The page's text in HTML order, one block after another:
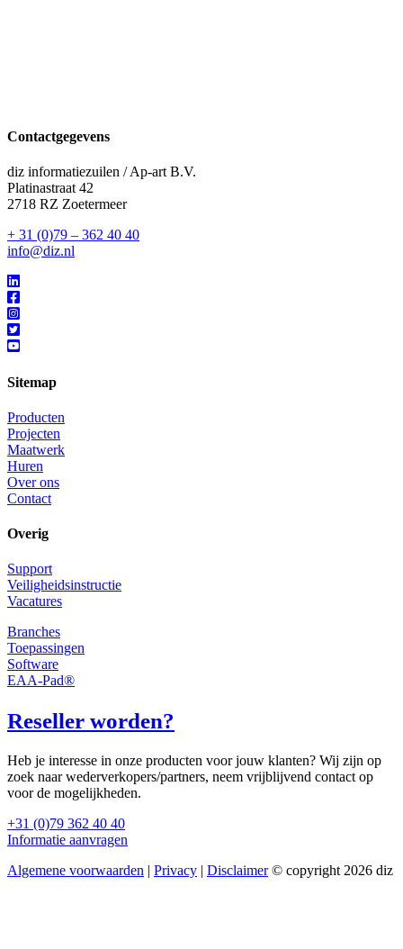
Contactgegevens
diz informatiezuilen / Ap-art B.V.
Platinastraat 42
2718 RZ Zoetermeer
+ 31 (0)79 – 362 40 40
info@diz.nl
Sitemap
Producten
Projecten
Maatwerk
Huren
Over ons
Contact
Overig
Support
Veiligheidsinstructie
Vacatures
Branches
Toepassingen
Software
EAA-Pad®
Reseller worden?
Heb je interesse in onze producten voor jouw klanten? Wij zijn op
zoek naar wederverkopers/partners, neem vrijblijvend contact op
voor de mogelijkheden.
+31 (0)79 362 40 40
Informatie aanvragen
Algemene voorwaarden | Privacy | Disclaimer© copyright 2026 diz